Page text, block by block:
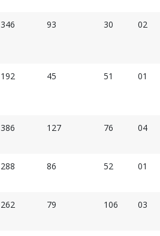
346 93 30 02
192 45 51 01
386 127 76 04
288 86 52 01
262 79 106 03